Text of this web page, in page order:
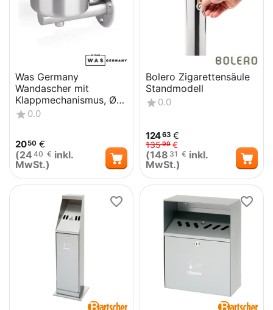
Was Germany
Wandascher mit
Klappmechanismus, Ø
12 cm,
Chromnickelstahl
0.0
2050 €
(24 40 € inkl.
MwSt.)
Bolero Zigarettensäule
Standmodell
0.0
12463 €
13599 €
(148 31 € inkl.
MwSt.)